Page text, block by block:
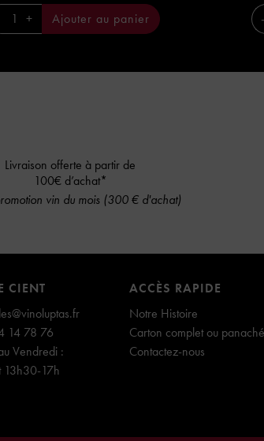
+ Ajouter au panier -
Livraison offerte à partir de
100€ d’achat*
vin du mois (300 € d'achat)
CIENT
14 78 76
Vendredi :
13h30-17h
ACCÈS RAPIDE
Notre Histoire
Carton complet ou panaché
Contactez-nous